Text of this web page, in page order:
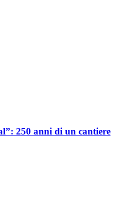
250 anni di un cantiere